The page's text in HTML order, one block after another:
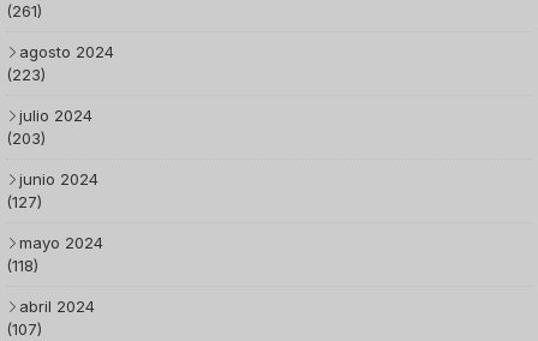
(261)
agosto 2024
(223)
julio 2024
(203)
junio 2024
(127)
mayo 2024
(118)
abril 2024
(107)